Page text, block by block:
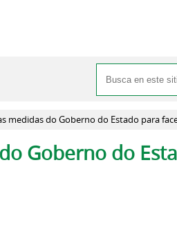
Buscar
medidas do Goberno do Estado para
Goberno do